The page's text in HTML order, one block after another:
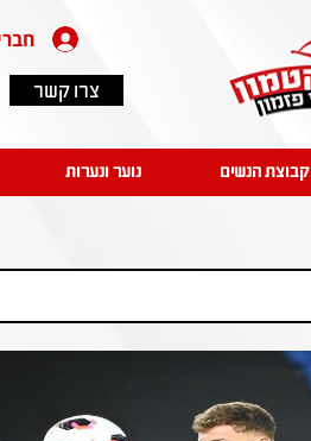
צרו קשר
קבוצת הנשים נוער ונערות